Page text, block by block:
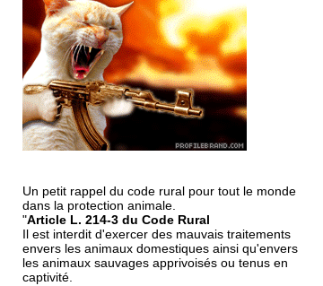
Un petit rappel du code rural pour tout le monde
dans la protection animale.
"Article L. 214-3 du Code Rural
Il est interdit d'exercer des mauvais traitements
envers les animaux domestiques ainsi qu'envers
les animaux sauvages apprivoisés ou tenus en
captivité.